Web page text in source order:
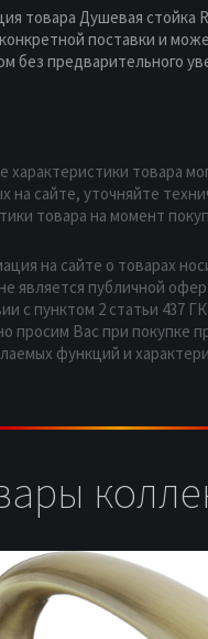
товара Душевая стойка
поставки и
без предварительного
характеристики товара
на сайте, уточняйте
товара на момент
на сайте о товарах
является публичной
с пунктом 2 статьи 437
просим Вас при покупке
функций и